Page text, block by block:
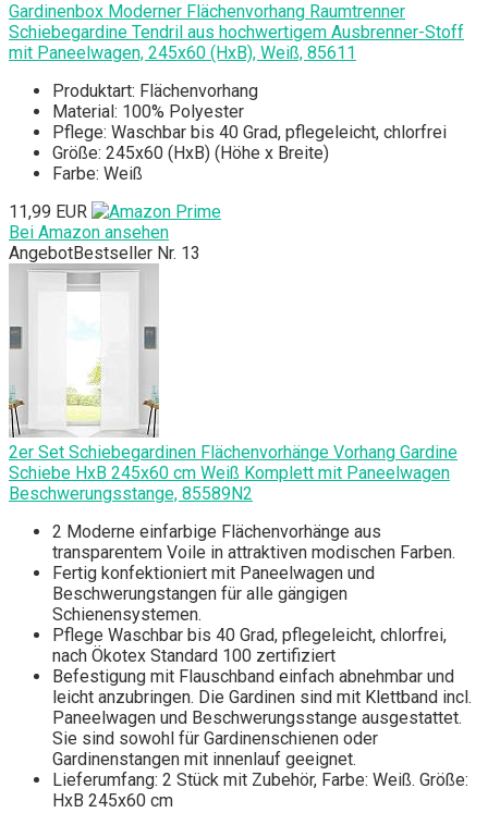
Gardinenbox Moderner Flächenvorhang Raumtrenner
Schiebegardine Tendril aus hochwertigem Ausbrenner-Stoff
mit Paneelwagen, 245x60 (HxB), Weiß, 85611
Produktart: Flächenvorhang
Material: 100% Polyester
Pflege: Waschbar bis 40 Grad, pflegeleicht, chlorfrei
Größe: 245x60 (HxB) (Höhe x Breite)
Farbe: Weiß
11,99 EUR
Bei Amazon ansehen
AngebotBestseller Nr. 13
2er Set Schiebegardinen Flächenvorhänge Vorhang Gardine
Schiebe HxB 245x60 cm Weiß Komplett mit Paneelwagen
Beschwerungsstange, 85589N2
2 Moderne einfarbige Flächenvorhänge aus
transparentem Voile in attraktiven modischen Farben.
Fertig konfektioniert mit Paneelwagen und
Beschwerungstangen für alle gängigen
Schienensystemen.
Pflege Waschbar bis 40 Grad, pflegeleicht, chlorfrei,
nach Ökotex Standard 100 zertifiziert
Befestigung mit Flauschband einfach abnehmbar und
leicht anzubringen. Die Gardinen sind mit Klettband incl.
Paneelwagen und Beschwerungsstange ausgestattet.
Sie sind sowohl für Gardinenschienen oder
Gardinenstangen mit innenlauf geeignet.
Lieferumfang: 2 Stück mit Zubehör, Farbe: Weiß. Größe:
HxB 245x60 cm